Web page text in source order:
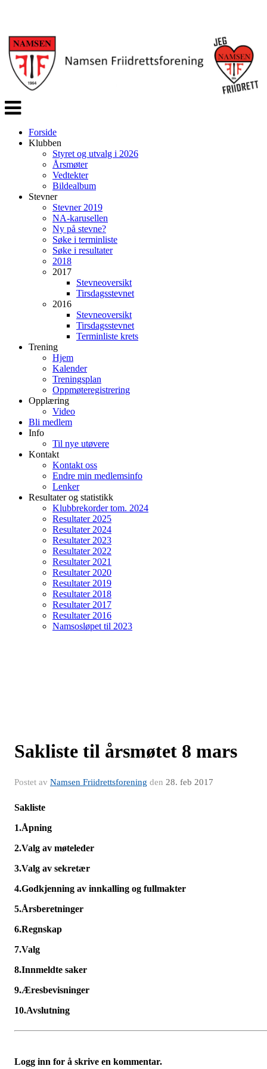
Veksle
navigasjon
Forside
Klubben
Styret og utvalg i 2026
Årsmøter
Vedtekter
Bildealbum
Stevner
Stevner 2019
NA-karusellen
Ny på stevne?
Søke i terminliste
Søke i resultater
2018
2017
Stevneoversikt
Tirsdagsstevnet
2016
Stevneoversikt
Tirsdagsstevnet
Terminliste krets
Trening
Hjem
Kalender
Treningsplan
Oppmøteregistrering
Opplæring
Video
Bli medlem
Info
Til nye utøvere
Kontakt
Kontakt oss
Endre min medlemsinfo
Lenker
Resultater og statistikk
Klubbrekorder tom. 2024
Resultater 2025
Resultater 2024
Resultater 2023
Resultater 2022
Resultater 2021
Resultater 2020
Resultater 2019
Resultater 2018
Resultater 2017
Resultater 2016
Namsosløpet til 2023
Sakliste til årsmøtet 8 mars
Postet av Namsen Friidrettsforening den 28. feb 2017
Sakliste
1.Åpning
2.Valg av møteleder
3.Valg av sekretær
4.Godkjenning av innkalling og fullmakter
5.Årsberetninger
6.Regnskap
7.Valg
8.Innmeldte saker
9.Æresbevisninger
10.Avslutning
Logg inn for å skrive en kommentar.